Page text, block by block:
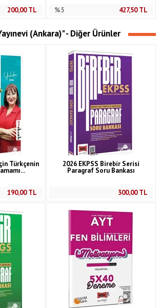
200,00TL %5 427,50TL
(Ankara)" - Diğer Ürünler
Türkçenin
190,00TL
2026 EKPSS Birebir Serisi
Paragraf Soru Bankası
300,00TL